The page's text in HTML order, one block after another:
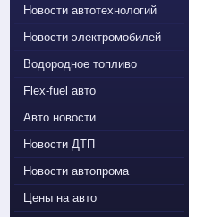
Новости автотехнологий
Новости электромобилей
Водородное топливо
Flex-fuel авто
Авто новости
Новости ДТП
Новости автопрома
Цены на авто